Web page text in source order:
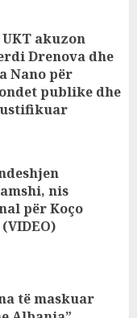
akuzon
Drenova dhe
Nano për
publike dhe
nis
për Koço
të maskuar